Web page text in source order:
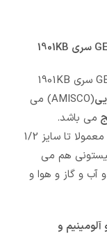
شیر برقی 1/4 اینچ نرمال اپن جیواکس GEVAX سری 1901KB
(AMISCO) می
می باشد.
(شیرهای سوزنی این مدل که دیافراگم ندارند معمولا تا سایز 1/2
هم می
آب و گاز و هوا و
و